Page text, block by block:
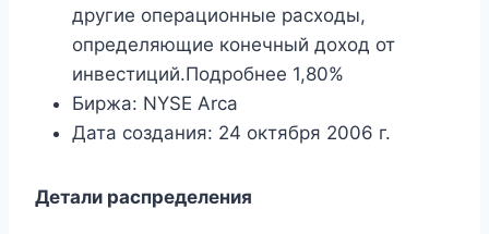
другие операционные расходы,
определяющие конечный доход от
инвестиций.Подробнее 1,80%
Биржа: NYSE Arca
Дата создания: 24 октября 2006 г.
Детали распределения